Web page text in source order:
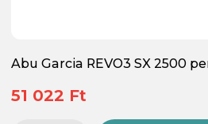
Abu Garcia REVO3 SX 2500
51 022 Ft